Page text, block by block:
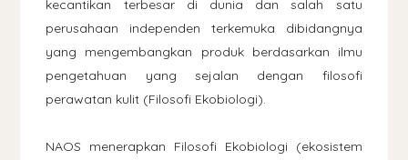
kecantikan terbesar di dunia dan salah satu
perusahaan independen terkemuka dibidangnya
yang mengembangkan produk berdasarkan ilmu
pengetahuan yang sejalan dengan filosofi
perawatan kulit (Filosofi Ekobiologi).
NAOS menerapkan Filosofi Ekobiologi (ekosistem